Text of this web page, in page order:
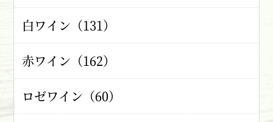
白ワイン（131）
赤ワイン（162）
ロゼワイン（60）